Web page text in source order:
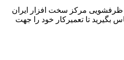
ظرفشویی مرکز سخت افزار ایران
تا تعمیرکار خود را جهت